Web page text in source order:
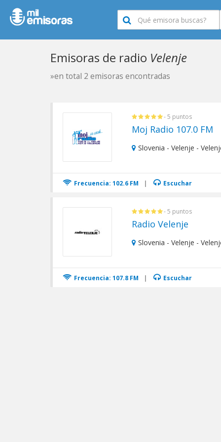
Emisoras de radio Velenje
»en total 2 emisoras encontradas
- 5 puntos
Moj Radio 107.0 FM
Slovenia - Velenje -
Frecuencia: 102.6 FM | Escuchar
- 5 puntos
Radio Velenje
Slovenia - Velenje -
Frecuencia: 107.8 FM | Escuchar